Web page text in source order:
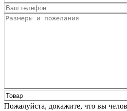
Пожалуйста, докажите, что вы